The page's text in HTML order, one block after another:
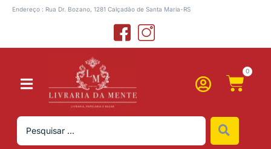
Endereço : Rua Dr. Bozano, 1281 Calçadão de Santa Maria-RS
0